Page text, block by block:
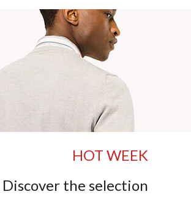
HOT WEEK
Discover the selection